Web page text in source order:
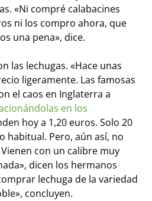
«Ni compré calabacines
ni los compro ahora, que
una pena», dice.
las lechugas. «Hace unas
ligeramente. Las famosas
el caos en Inglaterra a
en los
hoy a 1,20 euros. Solo 20
habitual. Pero, aún así, no
con un calibre muy
dicen los hermanos
lechuga de la variedad
concluyen.